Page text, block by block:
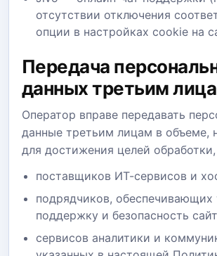
отсутствии отключения
опции в настройках cookie на
Передача
данных третьим
Оператор вправе передавать
данные третьим лицам в объеме,
для достижения целей
поставщиков ИТ-сервисов и
подрядчиков, обеспечивающих
поддержку и безопасность
сервисов аналитики и